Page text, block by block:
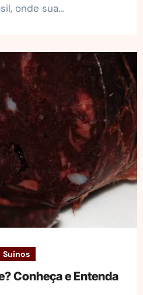
onde sua…
Suínos
Conheça e Entenda